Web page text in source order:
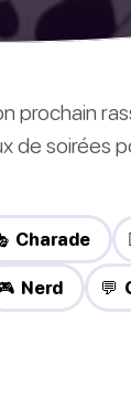
prochain
de soirées
Charade
Nerd 💬